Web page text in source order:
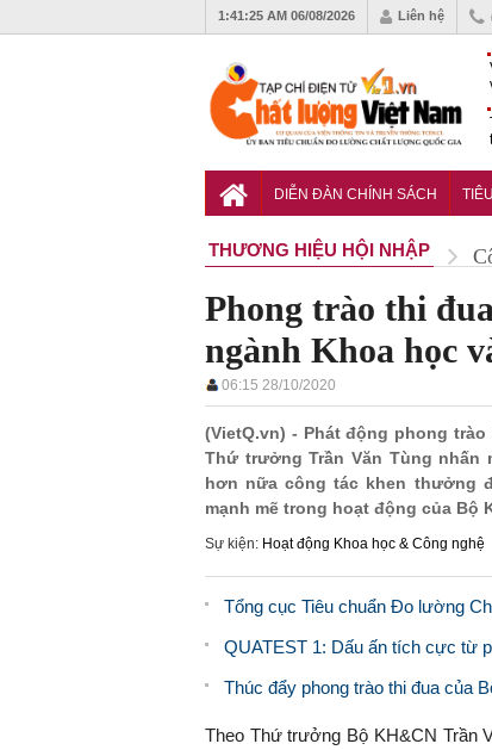
1:41:26 AM 06/08/2026 Liên hệ
DIỄN ĐÀN CHÍNH SÁCH
THƯƠNG HIỆU HỘI NHẬP
Phong trào thi
ngành Khoa học
06:15 28/10/2020
(VietQ.vn) - Phát động phong
Thứ trưởng Trần Văn Tùng nhấn
hơn nữa công tác khen thưởng
mạnh mẽ trong hoạt động của Bộ
Sự kiện: Hoạt động Khoa học & Công nghệ
Tổng cục Tiêu chuẩn Đo lường
QUATEST 1: Dấu ấn tích cực từ
Thúc đẩy phong trào thi đua của
Theo Thứ trưởng Bộ KH&CN Trần